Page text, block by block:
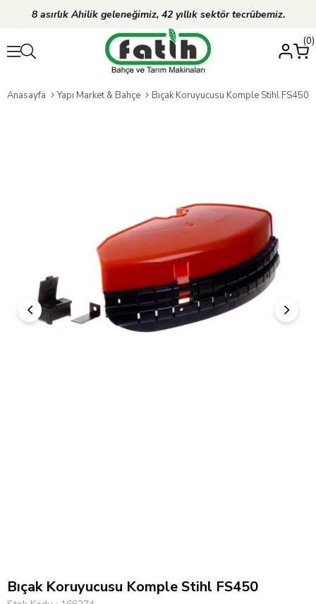
8 asırlık Ahilik geleneğimiz, 42 yıllık sektör tecrübemiz.
0
Anasayfa Yapı Market & Bahçe Bıçak Koruyucusu Komple Stihl FS450
Bıçak Koruyucusu Komple Stihl FS450